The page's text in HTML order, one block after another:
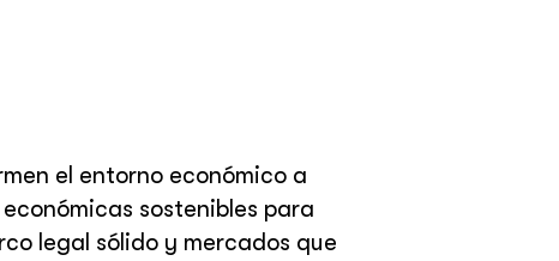
el entorno económico a
sostenibles para
legal sólido y mercados que